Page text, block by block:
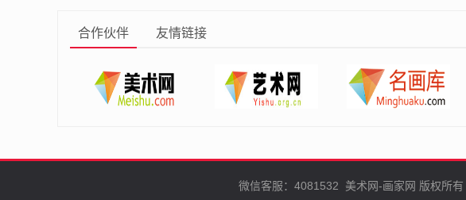
合作伙伴 友情链接
微信客服：4081532 美术网-画家网 版权所有